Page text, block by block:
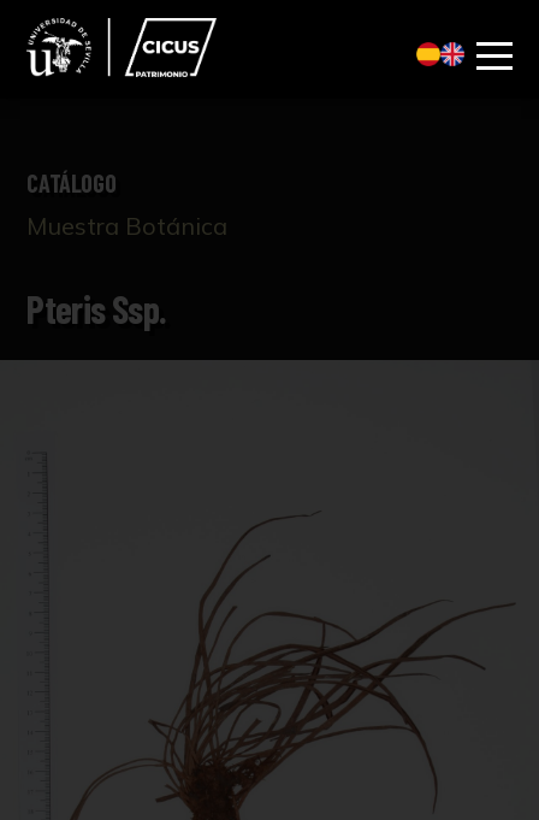
CATÁLOGO
Muestra Botánica
Pteris Ssp.